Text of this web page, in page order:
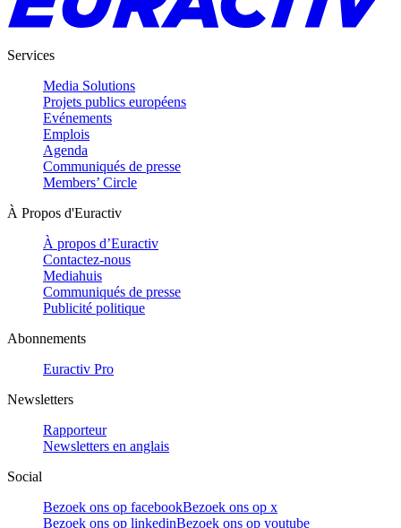
Services
Media Solutions
Projets publics européens
Evénements
Emplois
Agenda
Communiqués de presse
Members’ Circle
À Propos d'Euractiv
À propos d’Euractiv
Contactez-nous
Mediahuis
Communiqués de presse
Publicité politique
Abonnements
Euractiv Pro
Newsletters
Rapporteur
Newsletters en anglais
Social
Bezoek ons op facebookBezoek ons op x
Bezoek ons op linkedinBezoek ons op youtube